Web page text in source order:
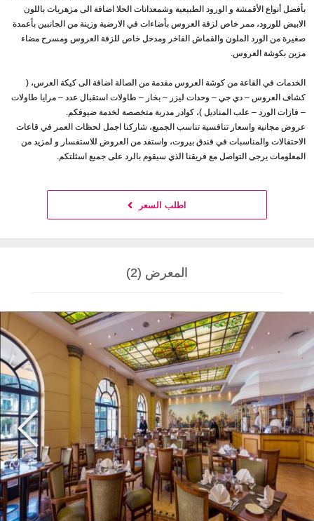
بأفضل أنواع الأقمشة و الورود الطبيعية وشمعدانات الحلا اضافة الى مزهريات باللون
الابيض للورود، ممر خاص لزفة العروس بأضاءات في الارضية وزينة من الجانبين بأعمدة
صغيرة من الورد الملون والقماش الفاخر ومدخل خاص للزفة العروس ومسرح مضاء
مزين بكوشة العروس.
الخدمات في القاعة من كوشة العروس مقدمة من الصالة اضافة الى كيكة العرس، (
كشاف العروس – دي جي – وحدات ليزر – بخار – طاولات استقبال عدد – مرايا طاولات
– فازات الورد – علب المناديل )، كوادر مدربة متخصصة لخدمة ضيوفكم.
عروض مجانية واسعار تنافسية تناسب الجميع، شاركنا اجمل لحظات العمر في قاعات
الاحتفالات والمناسبات في فندق بيروت، واستفد من العروض للاستفسار و لمزيد من
المعلومات يرجى التواصل مع فريقنا الذي سيقوم بالرد على جميع اسئلتكم.
اطلب السعر
المعرض (2)